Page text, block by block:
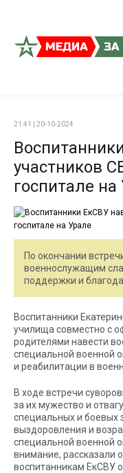
21:41 | 20-10-2024
участников
госпитале на
По окончании
военнослужащим
поддержки и
Воспитанники
училища совместно с
родителями навести
специальной военной
и реабилитации в
В ходе встречи
за их мужество и
специальных и боевых
выздоровления и
специальной военной
внимание, рассказали
воспитанникам ЕкСВУ